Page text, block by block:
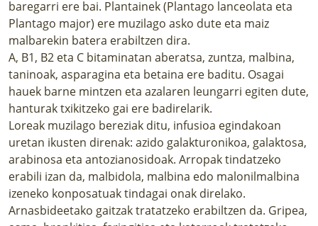
baregarri ere bai. Plantainek (Plantago lanceolata eta
Plantago major) ere muzilago asko dute eta maiz
malbarekin batera erabiltzen dira.
A, B1, B2 eta C bitaminatan aberatsa, zuntza, malbina,
taninoak, asparagina eta betaina ere baditu. Osagai
hauek barne mintzen eta azalaren leungarri egiten dute,
hanturak txikitzeko gai ere badirelarik.
Loreak muzilago bereziak ditu, infusioa egindakoan
uretan ikusten direnak: azido galakturonikoa, galaktosa,
arabinosa eta antozianosidoak. Arropak tindatzeko
erabili izan da, malbidola, malbina edo malonilmalbina
izeneko konposatuak tindagai onak direlako.
Arnasbideetako gaitzak tratatzeko erabiltzen da. Gripea,